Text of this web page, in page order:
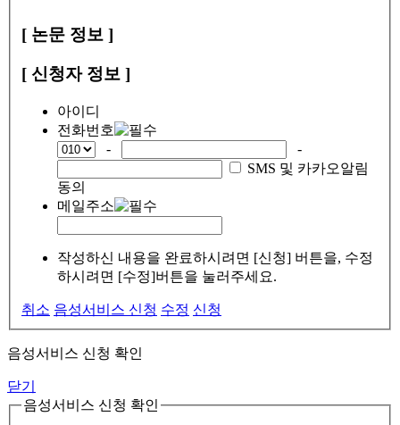
[ 논문 정보 ]
[ 신청자 정보 ]
아이디
전화번호
-
-
SMS 및 카카오알림
동의
메일주소
작성하신 내용을 완료하시려면 [신청] 버튼을, 수정
하시려면 [수정]버튼을 눌러주세요.
취소 음성서비스 신청 수정 신청
음성서비스 신청 확인
닫기
음성서비스 신청 확인